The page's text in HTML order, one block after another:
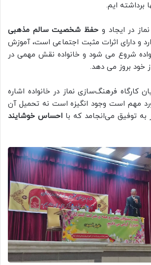
برداشته ایم.
در ایجاد و حفظ شخصیت سالم مذهبی
و دارای اثرات مثبت اجتماعی است، آموزش
شروع می شود و خانواده نقش مهمی در
خود بروز می دهد.
کارگاه فرهنگ‌سازی نماز در خانواده اشاره
مهم است وجود انگیزه است نه تحمیل آن
به توفیق می‌انجامد که با احساس خوشایند